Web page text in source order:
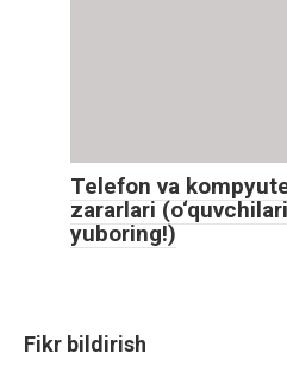
Telefon va
zararlari
yuboring!)
Fikr bildirish